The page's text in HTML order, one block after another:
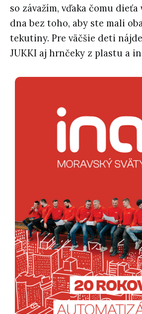
so závažím, vďaka čomu
dna bez toho, aby ste mali
tekutiny. Pre väčšie deti
JUKKI aj hrnčeky z plastu a